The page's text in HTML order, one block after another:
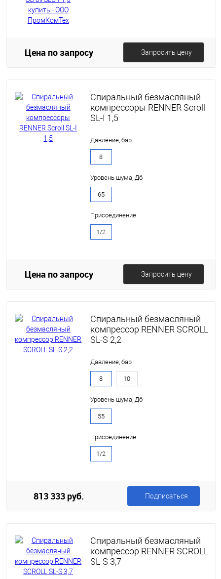
Цена по запросу Запросить цену
Спиральный безмасляный
компрессоры RENNER Scroll
SL-I 1,5
Давление, бар
8
Уровень шума, Дб
65
Присоединение
1/2
Цена по запросу Запросить цену
Спиральный безмасляный
компрессор RENNER SCROLL
SL-S 2,2
Давление, бар
8 10
Уровень шума, Дб
55
Присоединение
1/2
813 333 руб. Подписаться
Спиральный безмасляный
компрессор RENNER SCROLL
SL-S 3,7